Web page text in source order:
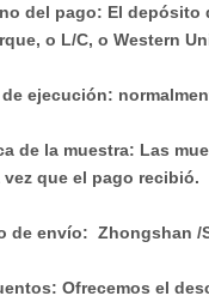
del pago: El depósito
o L/C, o Western
de ejecución:
de la muestra: Las
que el pago recibió.
de envío: Zhongshan /
Ofrecemos el